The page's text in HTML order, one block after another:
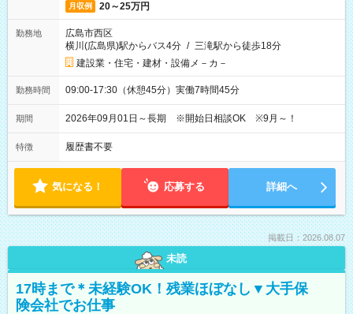
月収例 20～25万円
勤務地
広島市西区
横川(広島県)駅からバス4分 / 三滝駅から徒歩18分
建設業・住宅・建材・設備メ－カ－
勤務時間 09:00-17:30（休憩45分）実働7時間45分
期間 2026年09月01日～長期 ※開始日相談OK ※9月～！
特徴 履歴書不要
気になる！ 応募する 詳細へ
掲載日：2026.08.07
未読
17時まで＊未経験OK！残業ほぼなし▼大手保
険会社でお仕事